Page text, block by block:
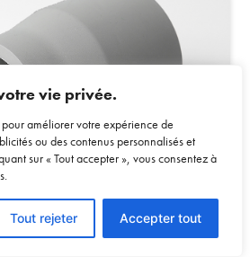
vie privée.
améliorer votre expérience de
ou des contenus personnalisés et
sur « Tout accepter », vous consentez à
Tout rejeter Accepter tout
Voir le devis
génération pour